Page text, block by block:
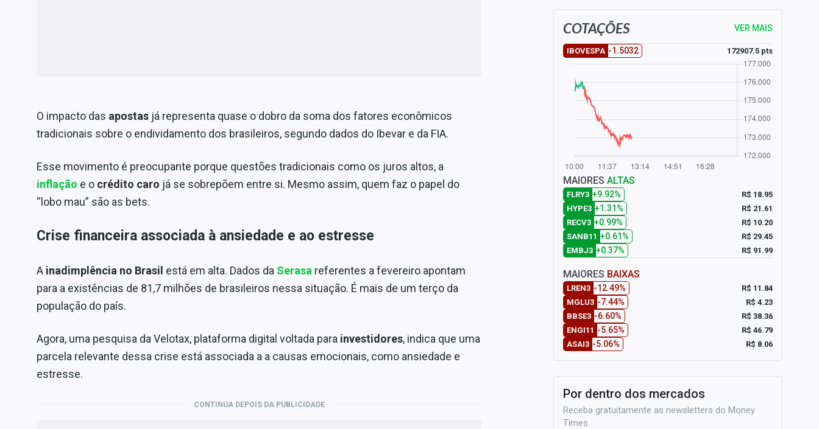
O impacto das apostas já representa quase o dobro da soma dos fatores econômicos
tradicionais sobre o endividamento dos brasileiros, segundo dados do Ibevar e da FIA.
Esse movimento é preocupante porque questões tradicionais como os juros altos, a
inflação e o crédito caro já se sobrepõem entre si. Mesmo assim, quem faz o papel do
“lobo mau” são as bets.
Crise financeira associada à ansiedade e ao estresse
A inadimplência no Brasil está em alta. Dados da Serasa referentes a fevereiro apontam
para a existências de 81,7 milhões de brasileiros nessa situação. É mais de um terço da
população do país.
Agora, uma pesquisa da Velotax, plataforma digital voltada para investidores, indica que uma
parcela relevante dessa crise está associada a a causas emocionais, como ansiedade e
estresse.
CONTINUA DEPOIS DA PUBLICIDADE
COTAÇÕES VER MAIS
IBOVESPA -1.5032 172907.5 pts
MAIORES ALTAS
FLRY3 +9.92%
R$ 18.95
HYPE3 +1.31%
R$ 21.61
RECV3 +0.99%
R$ 10.20
SANB11 +0.61%
R$ 29.45
EMBJ3 +0.37% R$ 91.99
MAIORES BAIXAS
LREN3 -12.49%
R$ 11.84
MGLU3 -7.44%
R$ 4.23
BBSE3 -6.60%
R$ 38.36
ENGI11 -5.65%
R$ 46.79
ASAI3 -5.06% R$ 8.06
Por dentro dos mercados
Receba gratuitamente as newsletters do Money
Times